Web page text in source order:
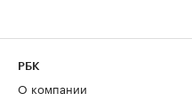
РБК
О компании